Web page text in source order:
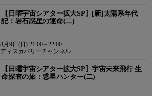
【日曜宇宙シアター拡大SP】[新]太陽系年代
記：岩石惑星の運命(二)
8月9日(日) 21:00～22:00
ディスカバリーチャンネル
【日曜宇宙シアター拡大SP】宇宙未来飛行 生
命探査の旅：惑星ハンター(二)